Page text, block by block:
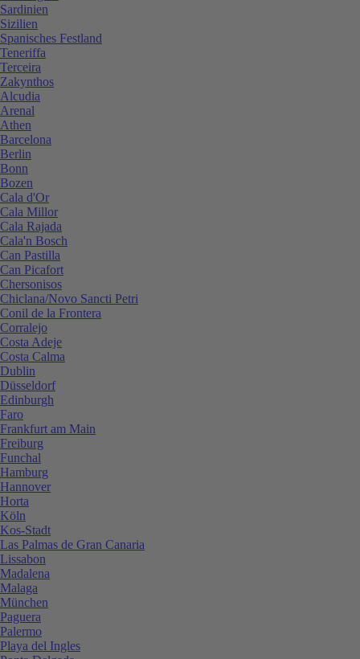
Sardinien
Sizilien
Spanisches Festland
Teneriffa
Terceira
Zakynthos
Alcudia
Arenal
Athen
Barcelona
Berlin
Bonn
Bozen
Cala d'Or
Cala Millor
Cala Rajada
Cala'n Bosch
Can Pastilla
Can Picafort
Chersonisos
Chiclana/Novo Sancti Petri
Conil de la Frontera
Corralejo
Costa Adeje
Costa Calma
Dublin
Düsseldorf
Edinburgh
Faro
Frankfurt am Main
Freiburg
Funchal
Hamburg
Hannover
Horta
Köln
Kos-Stadt
Las Palmas de Gran Canaria
Lissabon
Madalena
Malaga
München
Paguera
Palermo
Playa del Ingles